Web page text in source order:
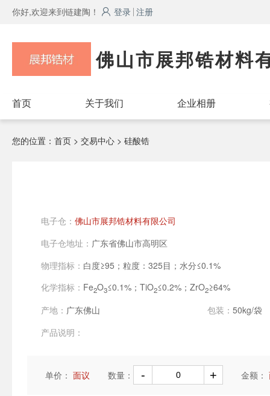
你好,欢迎来到链建陶！ 登录 注册
佛山市展邦锆材料
首页 关于我们 企业相册
您的位置： 首页 > 交易中心 > 硅酸锆
电子仓： 佛山市展邦锆材料有限公司
电子仓地址： 广东省佛山市高明区
物理指标： 白度≥95；粒度：325目；水分≤0.1%
化学指标： Fe2O3≤0.1%；TiO2≤0.2%；ZrO2≥64%
产地： 广东佛山 包装： 50kg/袋
产品说明：
单价： 面议 数量： 金额：